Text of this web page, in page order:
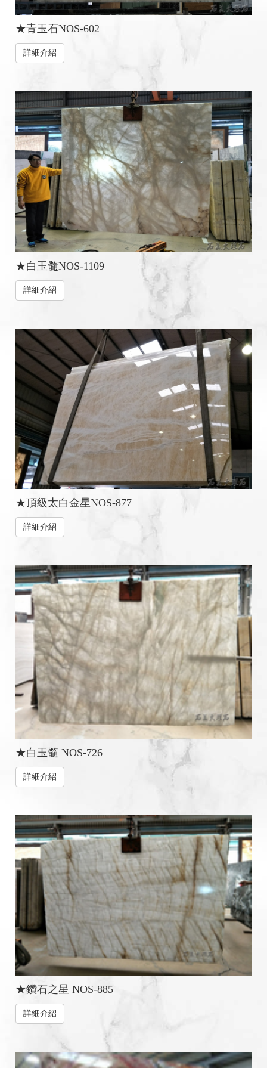
★青玉石NOS-602
詳細介紹
★白玉髓NOS-1109
詳細介紹
★頂級太白金星NOS-877
詳細介紹
★白玉髓 NOS-726
詳細介紹
★鑽石之星 NOS-885
詳細介紹